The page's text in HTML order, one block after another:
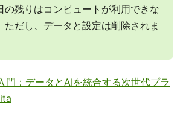
の残りはコンピュートが利用できな
ただし、データと設定は削除されま
門：データとAIを統合する次世代プラ